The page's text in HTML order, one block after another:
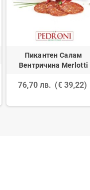
Пикантен Салам
Вентричина Merlotti
76,70 лв. (€ 39,22)